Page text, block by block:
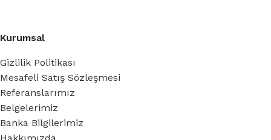
Kurumsal
Gizlilik Politikası
Mesafeli Satış Sözleşmesi
Referanslarımız
Belgelerimiz
Banka Bilgilerimiz